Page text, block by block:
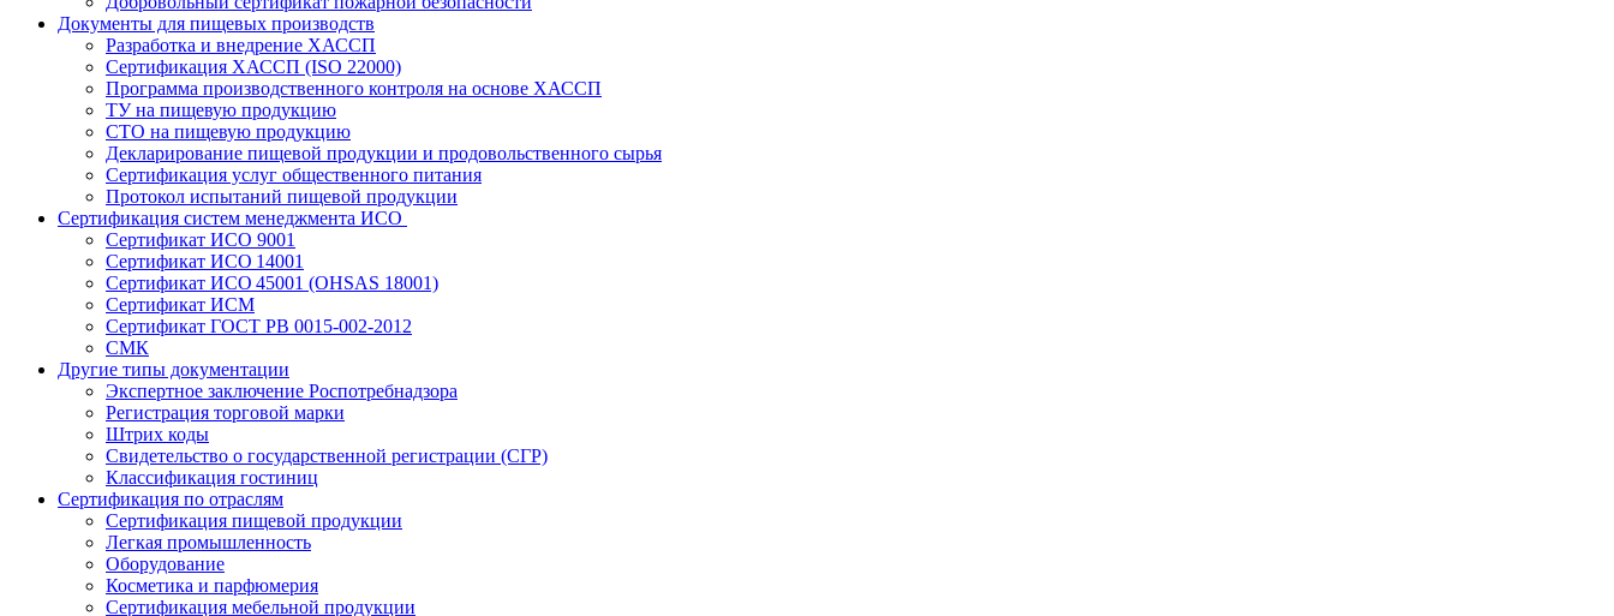
Документы для пищевых производств
Разработка и внедрение ХАССП
Сертификация ХАССП (ISO 22000)
Программа производственного контроля на основе ХАССП
ТУ на пищевую продукцию
СТО на пищевую продукцию
Декларирование пищевой продукции и продовольственного сырья
Сертификация услуг общественного питания
Протокол испытаний пищевой продукции
Сертификация систем менеджмента ИСО
Сертификат ИСО 9001
Сертификат ИСО 14001
Сертификат ИСО 45001 (OHSAS 18001)
Сертификат ИСМ
Сертификат ГОСТ РВ 0015-002-2012
СМК
Другие типы документации
Экспертное заключение Роспотребнадзора
Регистрация торговой марки
Штрих коды
Свидетельство о государственной регистрации (СГР)
Классификация гостиниц
Сертификация по отраслям
Сертификация пищевой продукции
Легкая промышленность
Оборудование
Косметика и парфюмерия
Сертификация мебельной продукции